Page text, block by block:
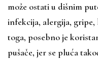
može ostati u dišnim
infekcija, alergija,
toga, posebno je
pušače, jer se pluća